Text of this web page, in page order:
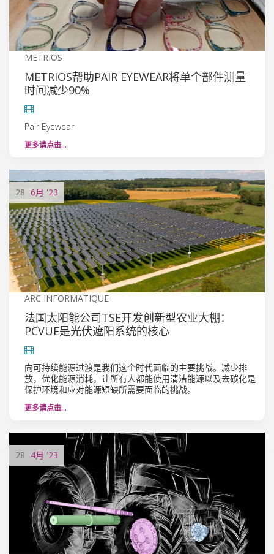
METRIOS
METRIOS帮助PAIR EYEWEAR将单个部件测量
时间减少90%
Pair Eyewear
更多请点击…
28 6月 '23
ARC INFORMATIQUE
法国太阳能公司TSE开发创新型农业大棚：
PCVUE是光伏遮阳系统的核心
向可持续能源过渡是我们这个时代面临的主要挑战。减少排
放，优化能源消耗，让所有人都能使用清洁能源以及去碳化是
保护环境和应对能源短缺所需要面临的挑战。
更多请点击…
28 4月 '23